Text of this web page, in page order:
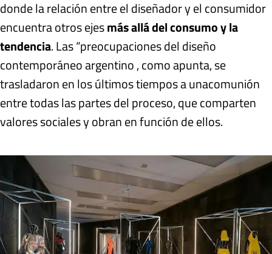
donde la relación entre el diseñador y el consumidor
encuentra otros ejesmás allá del consumo y la
tendencia. Las “preocupaciones del diseño
contemporáneo argentino , como apunta, se
trasladaron en los últimos tiempos a unacomunión
entre todas las partes del proceso, que comparten
valores sociales y obran en función de ellos.